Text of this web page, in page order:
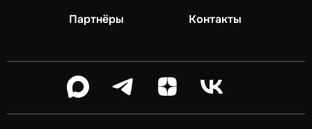
Партнёры
Контакты